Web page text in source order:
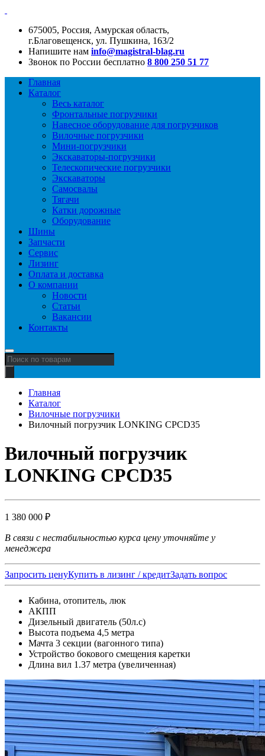
675005, Россия, Амурская область,
г.Благовещенск, ул. Пушкина, 163/2
Напишите нам info@magistral-blag.ru
Звонок по России бесплатно 8 800 250 51 77
Главная
Каталог
Весь каталог
Фронтальные погрузчики
Навесное оборудование для погрузчиков
Вилочные погрузчики
Мини-погрузчики
Экскаваторы-погрузчики
Телескопические погрузчики
Экскаваторы
Самосвалы
Тягачи
Катки дорожные
Оборудование
Шины
Запчасти
Сервис
Лизинг
Оплата и доставка
О компании
Новости
Статьи
Вакансии
Контакты
Поиск
товаров
Главная
Каталог
Вилочные погрузчики
Вилочный погрузчик LONKING CPCD35
Вилочный погрузчик
LONKING CPCD35
1 380 000 ₽
В связи с нестабильностью курса цену уточняйте у
менеджера
Запросить ценуКупить в лизинг / кредитЗадать вопрос
Кабина, отопитель, люк
АКПП
Дизельный двигатель (50л.с)
Высота подъема 4,5 метра
Мачта 3 секции (вагонного типа)
Устройство бокового смещения каретки
Длина вил 1.37 метра (увеличенная)